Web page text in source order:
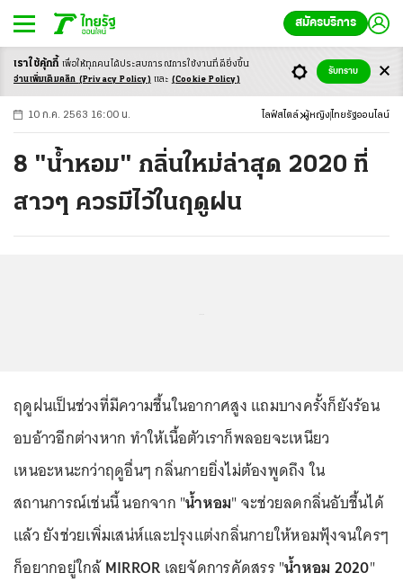
สมัครบริการ
-ก ก ก+
10 ก.ค. 2563 16:00 น. ไลฟ์สไตล์ ผู้หญิง ไทยรัฐออนไลน์
8 "น้ำหอม" กลิ่นใหม่ล่าสุด 2020 ที่
สาวๆ ควรมีไว้ในฤดูฝน
ฤดูฝนเป็นช่วงที่มีความชื้นในอากาศสูง แถมบางครั้งก็ยังร้อน
อบอ้าวอีกต่างหาก ทำให้เนื้อตัวเราก็พลอยจะเหนียว
เหนอะหนะกว่าฤดูอื่นๆ กลิ่นกายยิ่งไม่ต้องพูดถึง ใน
สถานการณ์เช่นนี้ นอกจาก "น้ำหอม" จะช่วยลดกลิ่นอับชื้นได้
แล้ว ยังช่วยเพิ่มเสน่ห์และปรุงแต่งกลิ่นกายให้หอมฟุ้งจนใครๆ
ก็อยากอยู่ใกล้MIRROR เลยจัดการคัดสรร "น้ำหอม 2020"
เราใช้คุ้กกี้ เพื่อให้ทุกคนได้ประสบการณ์การใช้งานที่ดียิ่งขึ้น
อ่านเพิ่มเติมคลิก (Privacy Policy) และ (Cookie Policy)
รับทราบ